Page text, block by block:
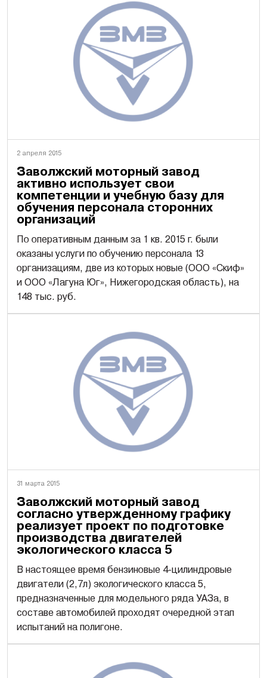
2 апреля 2015
Заволжский моторный завод
активно использует свои
компетенции и учебную базу для
обучения персонала сторонних
организаций
По оперативным данным за 1 кв. 2015 г. были
оказаны услуги по обучению персонала 13
организациям, две из которых новые (ООО «Скиф»
и ООО «Лагуна Юг», Нижегородская область), на
148 тыс. руб.
31 марта 2015
Заволжский моторный завод
согласно утвержденному графику
реализует проект по подготовке
производства двигателей
экологического класса 5
В настоящее время бензиновые 4-цилиндровые
двигатели (2,7л) экологического класса 5,
предназначенные для модельного ряда УАЗа, в
составе автомобилей проходят очередной этап
испытаний на полигоне.